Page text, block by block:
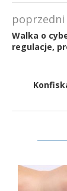
Walka o
regulacje,